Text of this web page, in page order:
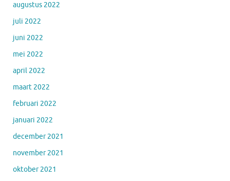
augustus 2022
juli 2022
juni 2022
mei 2022
april 2022
maart 2022
februari 2022
januari 2022
december 2021
november 2021
oktober 2021